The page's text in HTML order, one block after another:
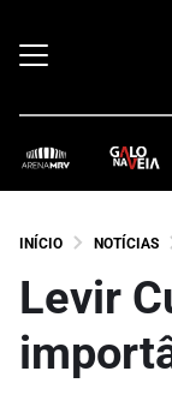
INÍCIO NOTÍCIAS
Levir